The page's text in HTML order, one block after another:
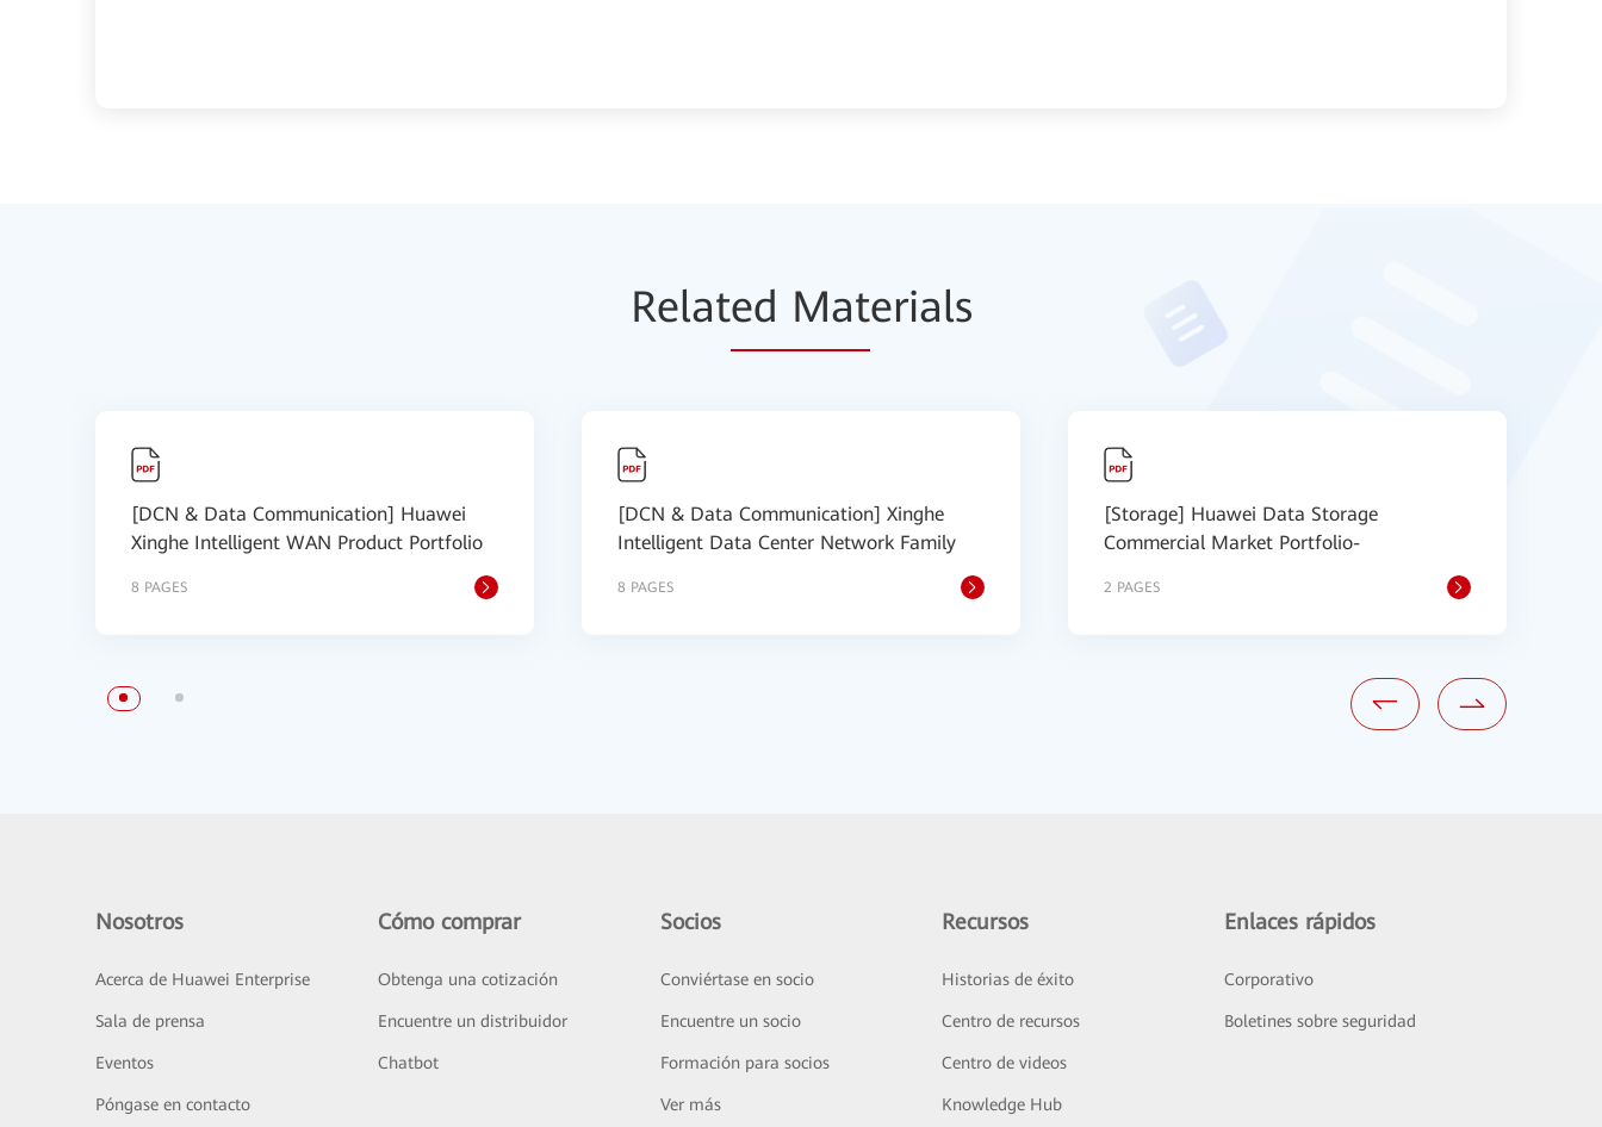
Related Materials
[DCN & Data Communication] Huawei
Xinghe Intelligent WAN Product Portfolio
8 PAGES
[DCN & Data Communication] Xinghe
Intelligent Data Center Network Family
8 PAGES
[Storage] Huawei Data Storage
Commercial Market Portfolio-
2 PAGES
Nosotros
Acerca de Huawei Enterprise
Sala de prensa
Eventos
Póngase en contacto
Cómo comprar
Obtenga una cotización
Encuentre un distribuidor
Chatbot
Socios
Conviértase en socio
Encuentre un socio
Formación para socios
Ver más
Recursos
Historias de éxito
Centro de recursos
Centro de videos
Knowledge Hub
Enlaces rápidos
Corporativo
Boletines sobre seguridad